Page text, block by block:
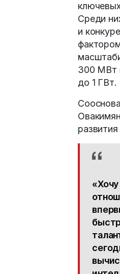
Среди
и
300 МВт
до 1 ГВт.